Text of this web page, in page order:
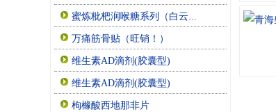
蜜炼枇杷润喉糖系列（白云...
万痛筋骨贴（旺销！）
维生素AD滴剂(胶囊型)
维生素AD滴剂(胶囊型)
枸橼酸西地那非片